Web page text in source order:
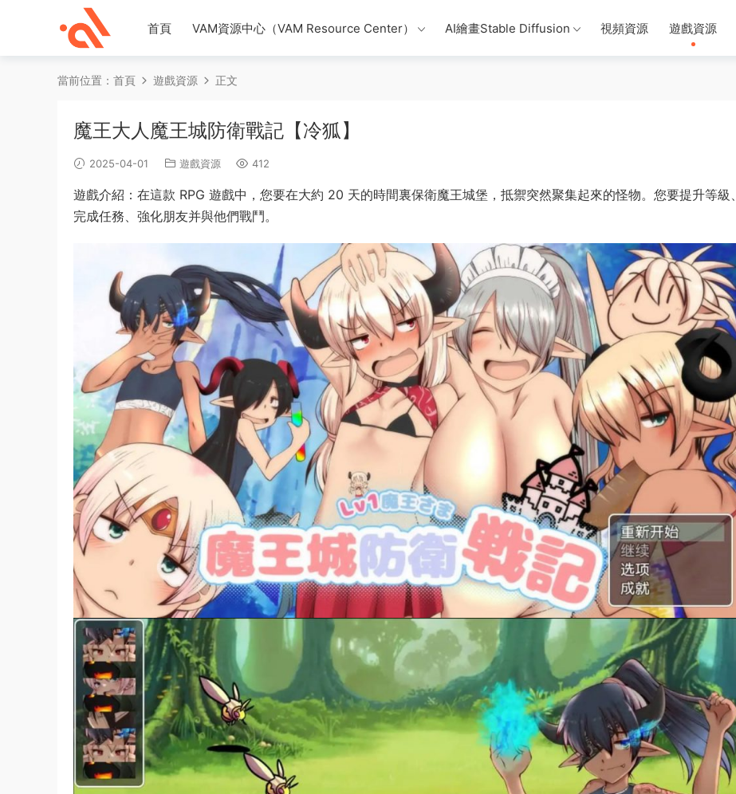
首頁 VAM資源中心（VAM Resource Center） AI繪畫Stable Diffusion 視頻資源 遊戲資源
當前位置： 首頁 遊戲資源 正文
魔王大人魔王城防衛戰記【冷狐】
2025-04-01 遊戲資源 412
遊戲介紹：在這款 RPG 遊戲中，您要在大約 20 天的時間裏保衛魔王城堡，抵禦突然聚集起來的怪物。您要提升等級、
完成任務、強化朋友并與他們戰鬥。